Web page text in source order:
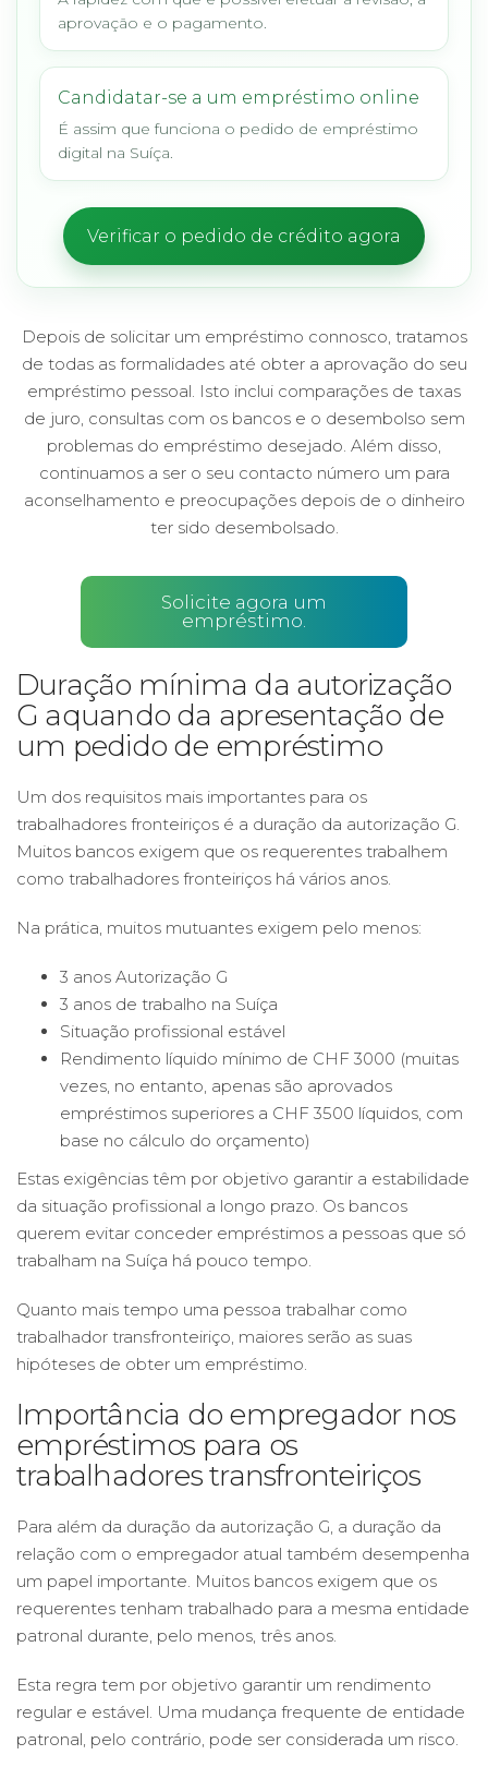
aprovação e o pagamento.
Candidatar-se a um empréstimo online
É assim que funciona o pedido de empréstimo
digital na Suíça.
Verificar o pedido de crédito agora
Depois de solicitar um empréstimo connosco, tratamos
de todas as formalidades até obter a aprovação do seu
empréstimo pessoal. Isto inclui comparações de taxas
de juro, consultas com os bancos e o desembolso sem
problemas do empréstimo desejado. Além disso,
continuamos a ser o seu contacto número um para
aconselhamento e preocupações depois de o dinheiro
ter sido desembolsado.
Solicite agora um
empréstimo.
Duração mínima da autorização
G aquando da apresentação de
um pedido de empréstimo
Um dos requisitos mais importantes para os
trabalhadores fronteiriços é a duração da autorização G.
Muitos bancos exigem que os requerentes trabalhem
como trabalhadores fronteiriços há vários anos.
Na prática, muitos mutuantes exigem pelo menos:
3 anos Autorização G
3 anos de trabalho na Suíça
Situação profissional estável
Rendimento líquido mínimo de CHF 3000 (muitas
vezes, no entanto, apenas são aprovados
empréstimos superiores a CHF 3500 líquidos, com
base no cálculo do orçamento)
Estas exigências têm por objetivo garantir a estabilidade
da situação profissional a longo prazo. Os bancos
querem evitar conceder empréstimos a pessoas que só
trabalham na Suíça há pouco tempo.
Quanto mais tempo uma pessoa trabalhar como
trabalhador transfronteiriço, maiores serão as suas
hipóteses de obter um empréstimo.
Importância do empregador nos
empréstimos para os
trabalhadores transfronteiriços
Para além da duração da autorização G, a duração da
relação com o empregador atual também desempenha
um papel importante. Muitos bancos exigem que os
requerentes tenham trabalhado para a mesma entidade
patronal durante, pelo menos, três anos.
Esta regra tem por objetivo garantir um rendimento
regular e estável. Uma mudança frequente de entidade
patronal, pelo contrário, pode ser considerada um risco.